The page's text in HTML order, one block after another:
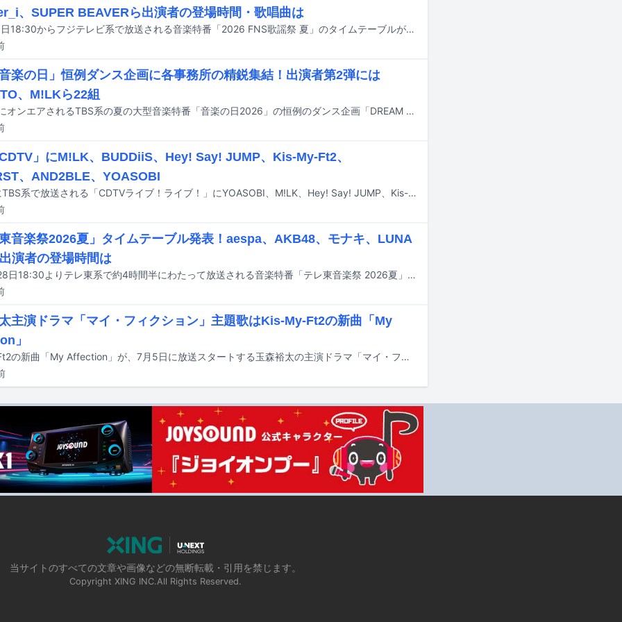
、SUPER BEAVERら出演者の登場時間・歌唱曲は
本日7月1日18:30からフジテレビ系で放送される音楽特番「2026 FNS歌謡祭 夏」のタイムテーブルが発表された。この記事ではタイムテーブルとあわせて各アーティストの歌唱曲も紹介する。
楽の日」恒例ダンス企画に各事務所の精鋭集結！出演者第2弾には
、M!LKら22組
7月18日にオンエアされるTBS系の夏の大型音楽特番「音楽の日2026」の恒例のダンス企画「DREAM ダンス」の詳細および出演アーティスト第2弾が発表された。
」にM!LK、BUDDiiS、Hey! Say! JUMP、Kis-My-Ft2、
、AND2BLE、YOASOBI
7月6日にTBS系で放送される「CDTVライブ！ライブ！」にYOASOBI、M!LK、Hey! Say! JUMP、Kis-My-Ft2、BUDDiiS、BE:FIRST、AND2BLEが出演する。
音楽祭2026夏」タイムテーブル発表！aespa、AKB48、モナキ、LUNA
演者の登場時間は
明日6月28日18:30よりテレ東系で約4時間半にわたって放送される音楽特番「テレ東音楽祭 2026夏」。この番組のタイムテーブルが発表された。
主演ドラマ「マイ・フィクション」主題歌はKis-My-Ft2の新曲「My
」
Kis-My-Ft2の新曲「My Affection」が、7月5日に放送スタートする玉森裕太の主演ドラマ「マイ・フィクション」の主題歌に決定した。
当サイトのすべての文章や画像などの無断転載・引用を禁じます。
Copyright XING INC.All Rights Reserved.